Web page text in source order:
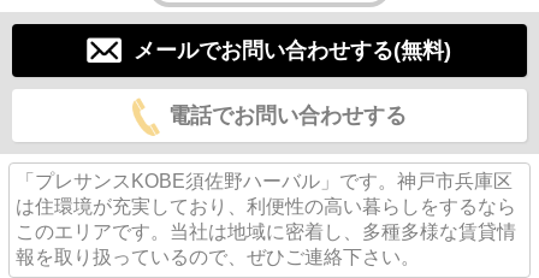
メールでお問い合わせする(無料)
電話でお問い合わせする
「プレサンスKOBE須佐野ハーバル」です。神戸市兵庫区
は住環境が充実しており、利便性の高い暮らしをするなら
このエリアです。当社は地域に密着し、多種多様な賃貸情
報を取り扱っているので、ぜひご連絡下さい。